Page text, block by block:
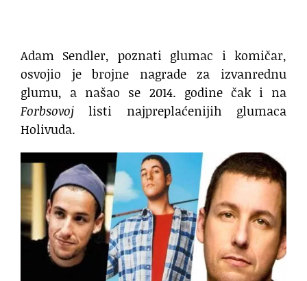
Adam Sendler, poznati glumac i komičar,
osvojio je brojne nagrade za izvanrednu
glumu, a našao se 2014. godine čak i na
Forbsovoj listi najpreplaćenijih glumaca
Holivuda.